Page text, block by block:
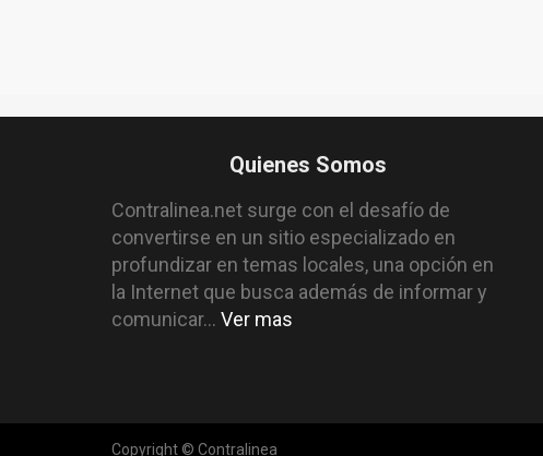
Quienes Somos
Contralinea.net surge con el desafío de
convertirse en un sitio especializado en
profundizar en temas locales, una opción en
la Internet que busca además de informar y
comunicar... Ver mas
Copyright © Contralinea